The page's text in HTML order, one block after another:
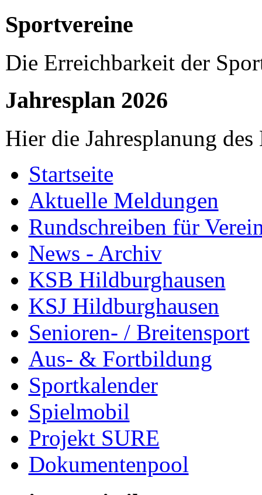
Sportvereine
Die Erreichbarkeit der
Jahresplan 2026
Hier die Jahresplanung
Startseite
Aktuelle Meldungen
Rundschreiben für
News - Archiv
KSB Hildburghausen
KSJ Hildburghausen
Senioren- / Breitensport
Aus- & Fortbildung
Sportkalender
Spielmobil
Projekt SURE
Dokumentenpool